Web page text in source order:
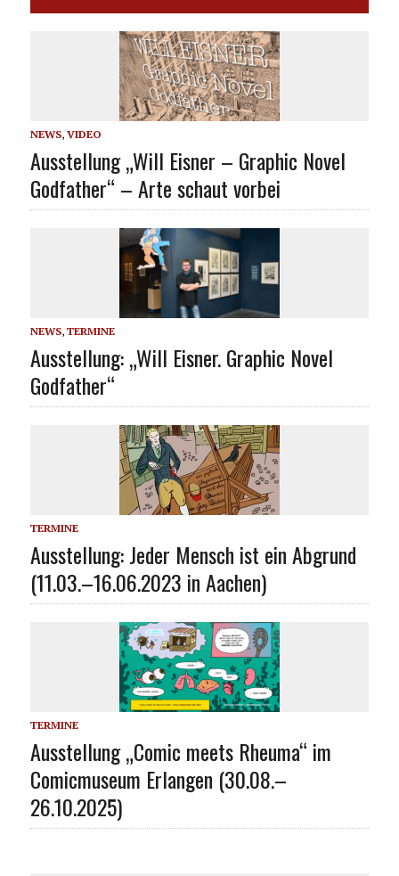
NEWS, VIDEO
Ausstellung „Will Eisner – Graphic Novel
Godfather“ – Arte schaut vorbei
NEWS, TERMINE
Ausstellung: „Will Eisner. Graphic Novel
Godfather“
TERMINE
Ausstellung: Jeder Mensch ist ein Abgrund
(11.03.–16.06.2023 in Aachen)
TERMINE
Ausstellung „Comic meets Rheuma“ im
Comicmuseum Erlangen (30.08.–
26.10.2025)